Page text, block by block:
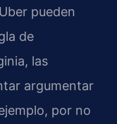
pueden
de
las
argumentar
por no